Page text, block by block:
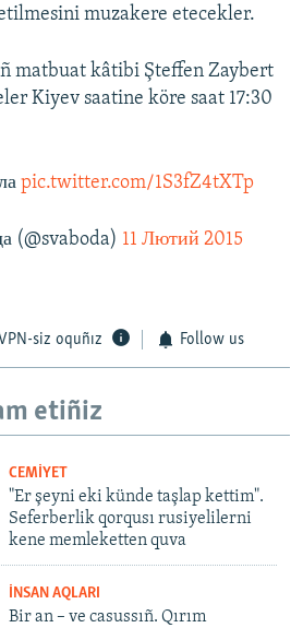
muzakere etecekler.
matbuat kâtibi Şteffen Zaybert
Kiyev saatine köre saat 17:30
pic.twitter.com/1S3fZ4tXTp
(@svaboda) 11 Лютий 2015
siz oquñız Follow us
etiñiz
CEMİYET
"Er şeyni eki künde taşlap kettim".
Seferberlik qorqusı rusiyelilerni
kene memleketten quva
İNSAN AQLARI
Bir an – ve casussıñ. Qırım